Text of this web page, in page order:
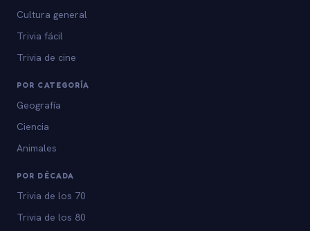
Cultura general
Trivia fácil
Trivia de cine
POR CATEGORÍA
Geografía
Ciencia
Animales
POR DÉCADA
Trivia de los 70
Trivia de los 80